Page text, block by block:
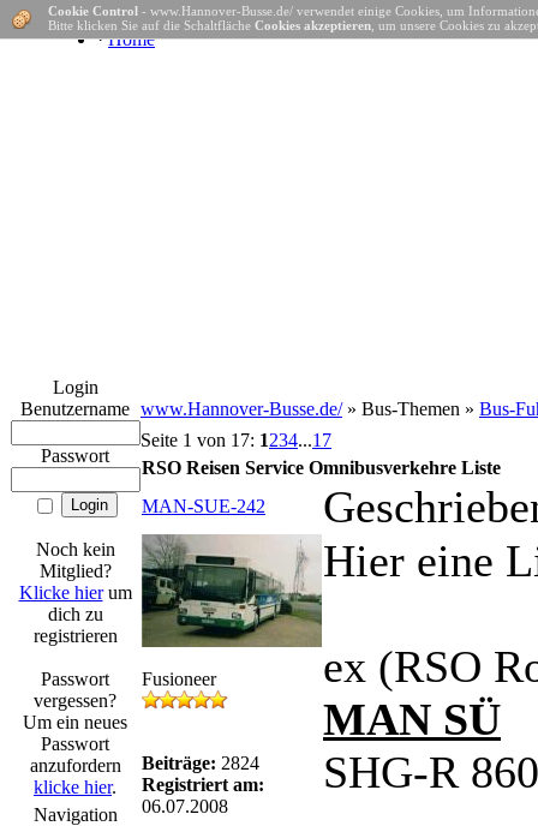
· Home
Login
Benutzername
Passwort
Noch kein
Mitglied?
Klicke hierum
dich zu
registrieren
Passwort
vergessen?
Um ein neues
Passwort
anzufordern
klicke hier.
Navigation
Cookie Control - www.Hannover-Busse.de/ verwendet einige Cookies, um
Bitte klicken Sie auf die Schaltfläche Cookies akzeptieren , um unsere Cookies zu
www.Hannover-Busse.de/» Bus-Themen » Bus-
Seite 1 von 17: 1234...17
RSO Reisen Service Omnibusverkehre Liste
MAN-SUE-242
Fusioneer
Beiträge: 2824
Registriert am:
06.07.2008
Hier eine
ex (RSO
MAN SÜ
SHG-R